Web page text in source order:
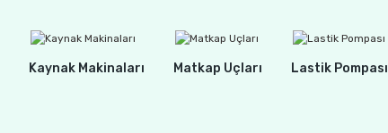
Kaynak Makinaları Matkap Uçları Lastik Pompası